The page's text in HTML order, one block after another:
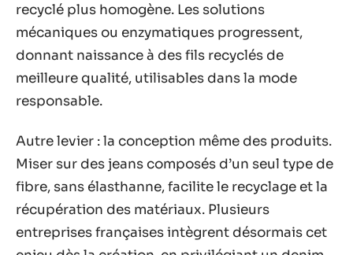
recyclé plus homogène. Les solutions
mécaniques ou enzymatiques progressent,
donnant naissance à des fils recyclés de
meilleure qualité, utilisables dans la mode
responsable.
Autre levier : la conception même des produits.
Miser sur des jeans composés d’un seul type de
fibre, sans élasthanne, facilite le recyclage et la
récupération des matériaux. Plusieurs
entreprises françaises intègrent désormais cet